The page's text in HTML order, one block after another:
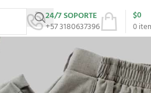
24/7 SOPORTE
+57 3180637396
0
$0